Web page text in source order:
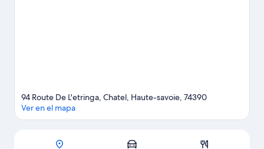
Mapa
94 Route De L'etringa, Chatel, Haute-savoie, 74390
Ver en el mapa